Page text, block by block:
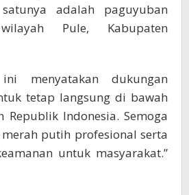
adalah paguyuban
Pule, Kabupaten
menyatakan dukungan
tetap langsung di bawah
Republik Indonesia. Semoga
putih profesional serta
untuk masyarakat.”